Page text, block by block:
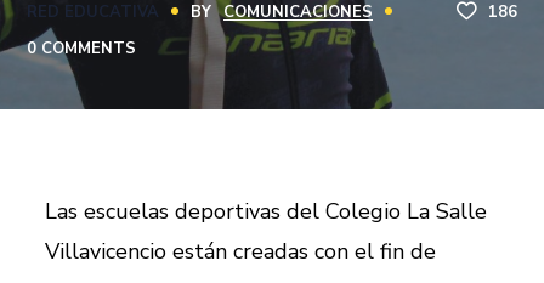
RED EDUCATIVA BY COMUNICACIONES
0 COMMENTS
186
Las escuelas deportivas del Colegio La Salle
Villavicencio están creadas con el fin de